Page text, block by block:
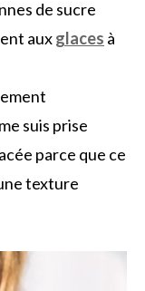
de sucre
auxglaces à
suis prise
parce que ce
texture